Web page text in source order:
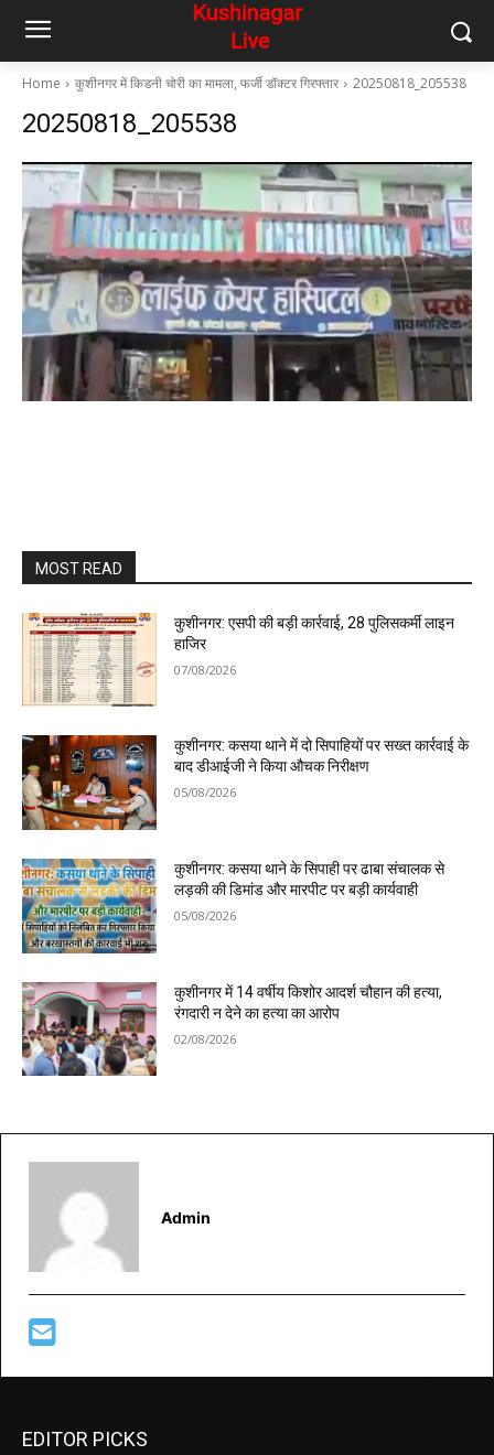
Home कुशीनगर में किडनी चोरी का मामला, फर्जी डॉक्टर गिरफ्तार 20250818_205538
20250818_205538
MOST READ
कुशीनगर: एसपी की बड़ी कार्रवाई, 28 पुलिसकर्मी लाइन
हाजिर
07/08/2026
कुशीनगर: कसया थाने में दो सिपाहियों पर सख्त कार्रवाई के
बाद डीआईजी ने किया औचक निरीक्षण
05/08/2026
कुशीनगर: कसया थाने के सिपाही पर ढाबा संचालक से
लड़की की डिमांड और मारपीट पर बड़ी कार्यवाही
05/08/2026
कुशीनगर में 14 वर्षीय किशोर आदर्श चौहान की हत्या,
रंगदारी न देने का हत्या का आरोप
02/08/2026
Admin
EDITOR PICKS